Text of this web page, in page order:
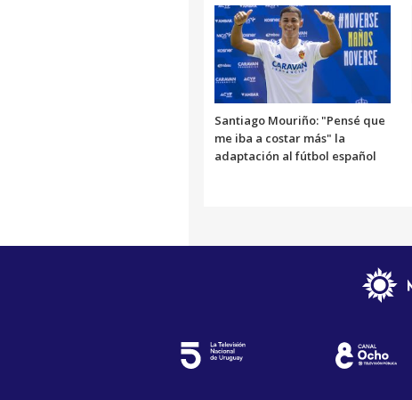
Santiago Mouriño: "Pensé que
me iba a costar más" la
adaptación al fútbol español